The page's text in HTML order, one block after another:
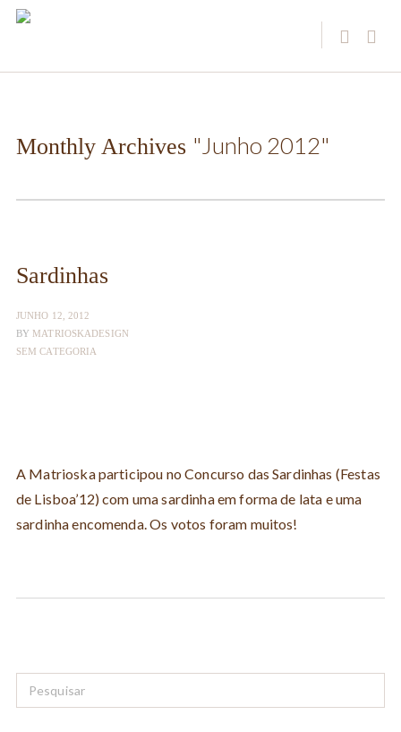
Monthly Archives "Junho 2012"
Sardinhas
JUNHO 12, 2012
BY MATRIOSKADESIGN
SEM CATEGORIA
A Matrioska participou no Concurso das Sardinhas (Festas
de Lisboa’12) com uma sardinha em forma de lata e uma
sardinha encomenda. Os votos foram muitos!